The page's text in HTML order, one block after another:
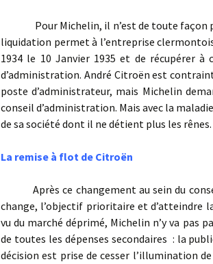
Pour Michelin, il n’est de toute façon
liquidation permet à l’entreprise
1934 le 10 Janvier 1935 et de récupérer à
d’administration. André Citroën est
poste d’administrateur, mais Michelin
conseil d’administration. Mais avec la
de sa société dont il ne détient plus les rênes.
La remise à flot de Citroën
Après ce changement au sein du
change, l’objectif prioritaire et d’atteindre
vu du marché déprimé, Michelin n’y va pas
de toutes les dépenses secondaires : la
décision est prise de cesser l’illumination